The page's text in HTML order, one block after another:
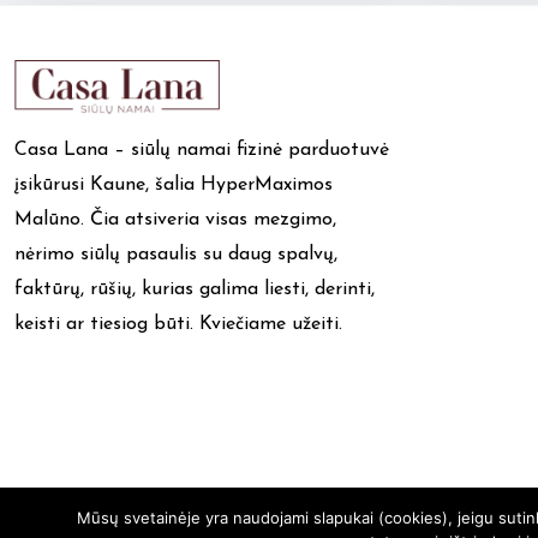
Casa Lana – siūlų namai fizinė parduotuvė
įsikūrusi Kaune, šalia HyperMaximos
Malūno. Čia atsiveria visas mezgimo,
nėrimo siūlų pasaulis su daug spalvų,
faktūrų, rūšių, kurias galima liesti, derinti,
keisti ar tiesiog būti. Kviečiame užeiti.
Mūsų svetainėje yra naudojami slapukai (cookies), jeigu